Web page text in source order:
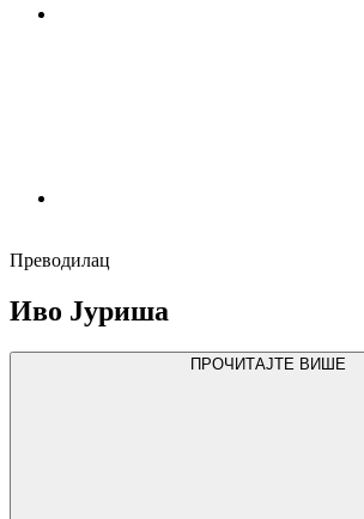
Преводилац
Иво Јуриша
ПРОЧИТАЈТЕ ВИШЕ